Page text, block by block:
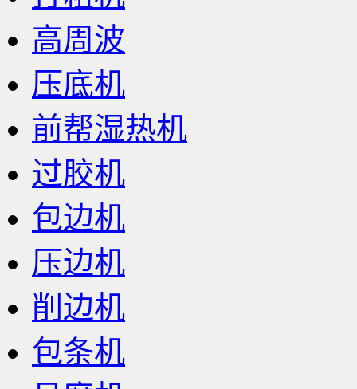
高周波
压底机
前帮湿热机
过胶机
包边机
压边机
削边机
包条机